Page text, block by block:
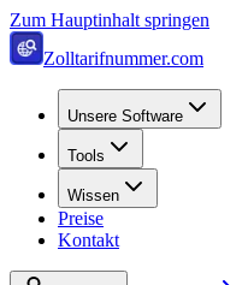
Zum Hauptinhalt springen
Zolltarifnummer.com
Unsere Software
Tools
Wissen
Preise
Kontakt